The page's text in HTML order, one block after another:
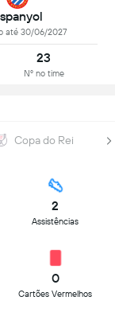
até 30/06/2027
23
Nº no time
Copa do Rei
2
Assistências
0
Cartões Vermelhos